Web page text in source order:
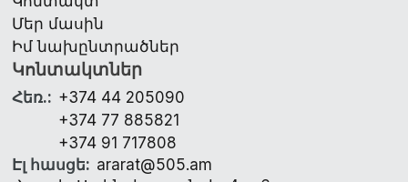
Մեր մասին
Իմ նախընտրածներ
Կոնտակտներ
Հեռ.: +374 44 205090
+374 77 885821
+374 91 717808
Էլ հասցե: ararat@505.am